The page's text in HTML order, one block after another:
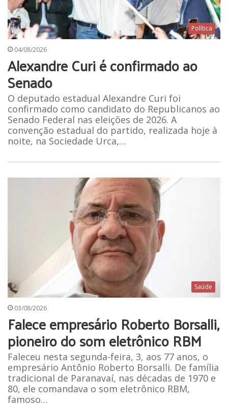
Política
04/08/2026
Alexandre Curi é confirmado ao
Senado
O deputado estadual Alexandre Curi foi
confirmado como candidato do Republicanos ao
Senado Federal nas eleições de 2026. A
convenção estadual do partido, realizada hoje à
noite, na Sociedade Urca,…
Saúde
03/08/2026
Falece empresário Roberto Borsalli,
pioneiro do som eletrônico RBM
Faleceu nesta segunda-feira, 3, aos 77 anos, o
empresário Antônio Roberto Borsalli. De família
tradicional de Paranavaí, nas décadas de 1970 e
80, ele comandava o som eletrônico RBM,
famoso…